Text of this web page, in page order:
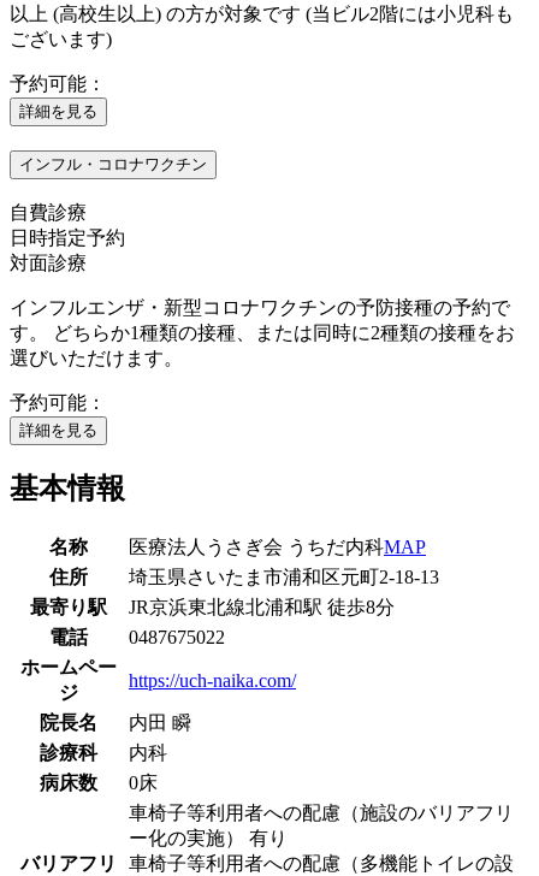
以上 (高校生以上) の方が対象です (当ビル2階には小児科も
ございます)
予約可能：
詳細を見る
インフル・コロナワクチン
自費診療
日時指定予約
対面診療
インフルエンザ・新型コロナワクチンの予防接種の予約で
す。 どちらか1種類の接種、または同時に2種類の接種をお
選びいただけます。
予約可能：
詳細を見る
基本情報
名称 医療法人うさぎ会 うちだ内科MAP
住所
埼玉県さいたま市浦和区元町2-18-13
最寄り駅
JR京浜東北線北浦和駅 徒歩8分
電話
0487675022
ホームペー
ジ
https://uch-naika.com/
院長名
内田 瞬
診療科
内科
病床数
0床
バリアフリ
車椅子等利用者への配慮（施設のバリアフリ
ー化の実施） 有り
車椅子等利用者への配慮（多機能トイレの設